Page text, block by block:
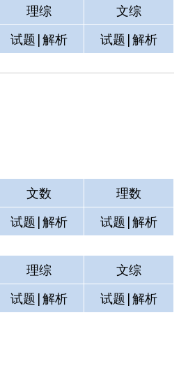
理综
文综
试题|解析 试题|解析
文数
理数
试题|解析 试题|解析
理综
文综
试题|解析 试题|解析